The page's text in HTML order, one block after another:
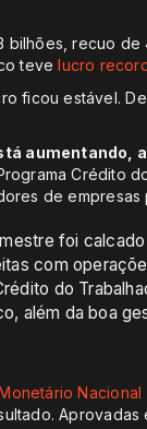
bilhões, recuo de
tevelucro
ficou estável.
aumentando,
Crédito
de empresas
foi
com
do
além da boa
Nacional
Aprovadas